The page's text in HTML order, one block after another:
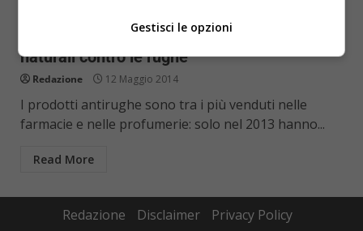
Riso, soia e fermenti lattici: i nuovi rimedi
naturali contro le rughe
Redazione 12 Maggio 2014
I prodotti antirughe sono tra i più venduti nelle
farmacie e nelle profumerie: solo nel 2013 hanno...
Read More
Redazione Disclaimer Privacy Policy
Gestisci le opzioni